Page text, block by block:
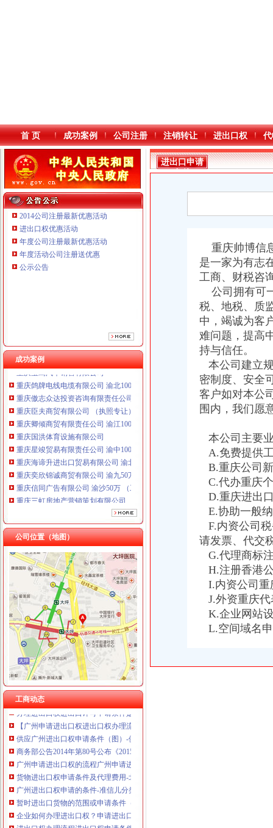
本站导航
首 页 成功案例 公司注册 注销转让 进出口权
2014公司注册最新优惠活动
进出口权优惠活动
年度公司注册最新优惠活动
年度活动公司注册送优惠
公示公告
成功案例
重庆鸽牌电线电缆有限公司 渝北10010万 (进出口权)
重庆傲志众达投资咨询有限责任公司 渝九1000万 （增资）
重庆臣夫商贸有限公司 （执照专让）
重庆卿倾商贸有限责任公司 渝江100万 （工商注册）
重庆国洪体育设施有限公司
重庆星竣贸易有限责任公司 渝中100万 （进出口权）
重庆海谛升进出口贸易有限公司 渝北100万 （进出口权）
重庆奕欣锦诚商贸有限公司 渝九50万 （工商注册）
重庆信同广告有限公司 渝沙50万 （工商注册）
重庆三虹房地产营销策划有限公司
重庆宝鹰汽车销售有限公司
重庆鸽牌电线电缆有限公司 渝北10010万 (进出口权)
重庆傲志众达投资咨询有限责任公司 渝九1000万 （增资）
重庆臣夫商贸有限公司 （执照专让）
重庆卿倾商贸有限责任公司 渝江100万 （工商注册）
重庆国洪体育设施有限公司
重庆星竣贸易有限责任公司 渝中100万 （进出口权）
重庆海谛升进出口贸易有限公司 渝北100万 （进出口权）
重庆奕欣锦诚商贸有限公司 渝九50万 （工商注册）
重庆信同广告有限公司 渝沙50万 （工商注册）
重庆三虹房地产营销策划有限公司
重庆宝鹰汽车销售有限公司
公司位置（地图）
工商动态
进出口申请条件
办理进出口权进出口许可申请条件是什么需要哪些资料_2017新资质
【广州申请进出口权进出口权办理流程进出口权申请条件】-广州东山
深圳进出口权申请具备条件说明-中介代理
广州进出口贸易公司申请条件、进出口权办理-广州58同城
鑫南财务--进出口经营权申请的必要和申请条件_【公司注册服务】
2016年无锡代办进出口经营权办理流程和申请条件-中介代理
申请进出口权的要求与条件?
申请进出口权的要求与条件?
广州申请进出口权进出口权办理流程进出口权申请条件-广告信息-番
办理进出口权进出口许可申请条件是什么需要哪些资料_2017新资质
【广州申请进出口权进出口权办理流程进出口权申请条件】-广州东山
供应广州进出口权申请条件（图）-供应信息-环球经贸网
商务部公告2014年第80号公布《2015年原油非国营贸易进口企业申请
广州申请进出口权的流程广州申请进出口权的条件_申请广州进出口权_
货物进出口权申请条件及代理费用-北京便民网
广州进出口权申请的条件-准信儿分类信息
暂时进出口货物的范围或申请条件（图）-供应信息-环球经贸网
企业如何办理进出口权？申请进出口权的条件及流程？—多有米
进出口权办理流程进出口权申请条件2017/9/2815:05:05-猛犬酒吧-
进出口申请
条件
重庆帅博信
是一家为有志
工商、财税咨
公司拥有可
税、地税、质
中，竭诚为客
难问题，提高
持与信任。
本公司建立
密制度、安全
客户如对本公
围内，我们愿
本公司主要
A.免费提供
B.重庆公司
C.代办重庆
D.重庆进出
E.协助一般
F.内资公司
请发票、代交
G.代理商标
H.注册香港
I.内资公司重
J.外资重庆代
K.企业网站
L.空间域名